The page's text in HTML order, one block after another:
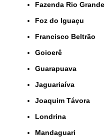
Fazenda Rio Grande
Foz do Iguaçu
Francisco Beltrão
Goioerê
Guarapuava
Jaguariaíva
Joaquim Távora
Londrina
Mandaguari